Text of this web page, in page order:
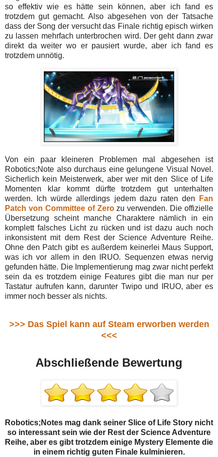
so effektiv wie es hätte sein können, aber ich fand es
trotzdem gut gemacht. Also abgesehen von der Tatsache
dass der Song der versucht das Finale richtig episch wirken
zu lassen mehrfach unterbrochen wird. Der geht dann zwar
direkt da weiter wo er pausiert wurde, aber ich fand es
trotzdem unnötig.
Von ein paar kleineren Problemen mal abgesehen ist
Robotics;Note also durchaus eine gelungene Visual Novel.
Sicherlich kein Meisterwerk, aber wer mit den Slice of Life
Momenten klar kommt dürfte trotzdem gut unterhalten
werden. Ich würde allerdings jedem dazu raten den
Fan
Patch von Committee of Zerozu verwenden. Die offizielle
Übersetzung scheint manche Charaktere nämlich in ein
komplett falsches Licht zu rücken und ist dazu auch noch
inkonsistent mit dem Rest der Science Adventure Reihe.
Ohne den Patch gibt es außerdem keinerlei Maus Support,
was ich vor allem in den IRUO. Sequenzen etwas nervig
gefunden hätte. Die Implementierung mag zwar nicht perfekt
sein da es trotzdem einige Features gibt die man nur per
Tastatur aufrufen kann, darunter Twipo und IRUO, aber es
immer noch besser als nichts.
>>> Das Spiel kann auf Steam erworben werden
<<<
Abschließende Bewertung
Robotics;Notes mag dank seiner Slice of Life Story nicht
so interessant sein wie der Rest der Science Adventure
Reihe, aber es gibt trotzdem einige Mystery Elemente die
in einem richtig guten Finale kulminieren.